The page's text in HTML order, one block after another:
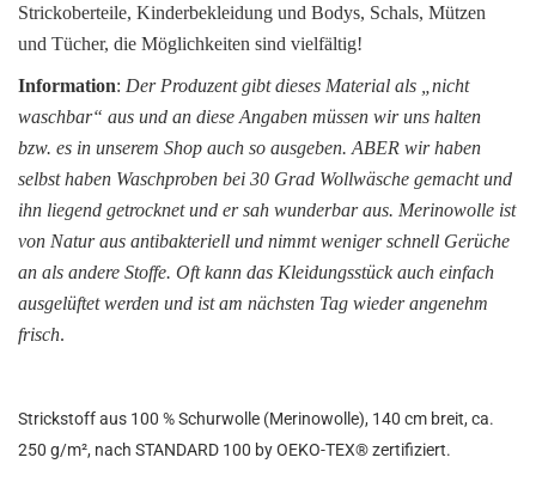
Strickoberteile, Kinderbekleidung und Bodys, Schals, Mützen
und Tücher, die Möglichkeiten sind vielfältig!
Information: Der Produzent gibt dieses Material als „nicht
waschbar“ aus und an diese Angaben müssen wir uns halten
bzw. es in unserem Shop auch so ausgeben. ABER wir haben
selbst haben Waschproben bei 30 Grad Wollwäsche gemacht und
ihn liegend getrocknet und er sah wunderbar aus. Merinowolle ist
von Natur aus antibakteriell und nimmt weniger schnell Gerüche
an als andere Stoffe. Oft kann das Kleidungsstück auch einfach
ausgelüftet werden und ist am nächsten Tag wieder angenehm
frisch.
Strickstoff aus 100 % Schurwolle (Merinowolle), 140 cm breit, ca.
250 g/m², nach STANDARD 100 by OEKO-TEX® zertifiziert.